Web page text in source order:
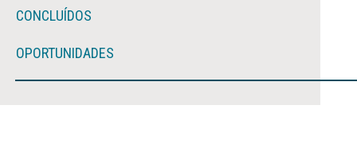
CONCLUÍDOS
OPORTUNIDADES